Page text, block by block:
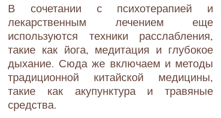
В сочетании с психотерапией и
лекарственным лечением еще
используются техники расслабления,
такие как йога, медитация и глубокое
дыхание. Сюда же включаем и методы
традиционной китайской медицины,
такие как акупунктура и травяные
средства.